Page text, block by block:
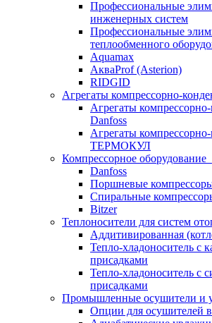
Профессиональные
инженерных систем
Профессиональные
теплообменного
Aquamax
АкваProf (Asterion)
RIDGID
Агрегаты компрессорно-
Агрегаты
Danfoss
Агрегаты
ТЕРМОКУЛ
Компрессорное оборудование
Danfoss
Поршневые
Спиральные
Bitzer
Теплоносители для систем
Аддитивированная
Тепло-хладоноситель с
присадками
Тепло-хладоноситель с
присадками
Промышленные осушители и
Опции для осушителей